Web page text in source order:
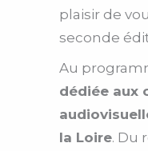
plaisir de
seconde
Au
dédiée aux
la Loire. Du